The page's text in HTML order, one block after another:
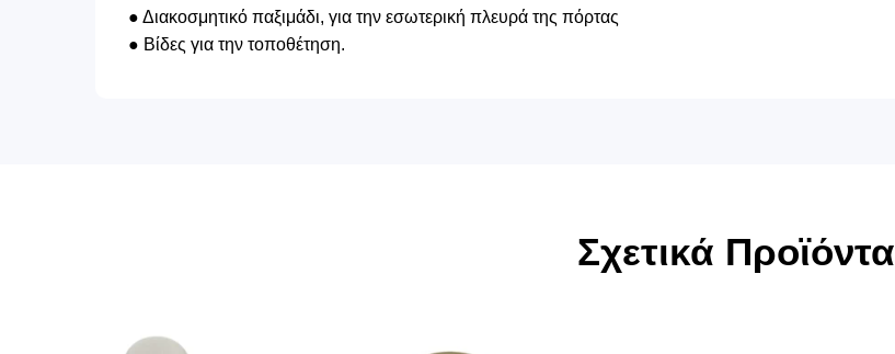
● Διακοσμητικό παξιμάδι, για την εσωτερική πλευρά της πόρτας
● Βίδες για την τοποθέτηση.
Σχετικά Προϊόντα